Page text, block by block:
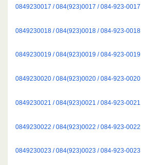
0849230017 / 084(923)0017 / 084-923-0017
0849230018 / 084(923)0018 / 084-923-0018
0849230019 / 084(923)0019 / 084-923-0019
0849230020 / 084(923)0020 / 084-923-0020
0849230021 / 084(923)0021 / 084-923-0021
0849230022 / 084(923)0022 / 084-923-0022
0849230023 / 084(923)0023 / 084-923-0023